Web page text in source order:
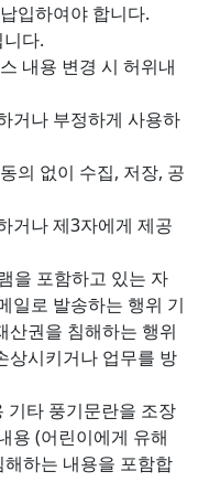
입하여야 합니다.
다.
내용 변경 시 허위내
거나 부정하게 사용하
의 없이 수집, 저장, 공
거나 제3자에게 제공
을 포함하고 있는 자
일로 발송하는 행위 기
산권을 침해하는 행위
상시키거나 업무를 방
기타 풍기문란을 조장
용 (어린이에게 유해
하는 내용을 포함합